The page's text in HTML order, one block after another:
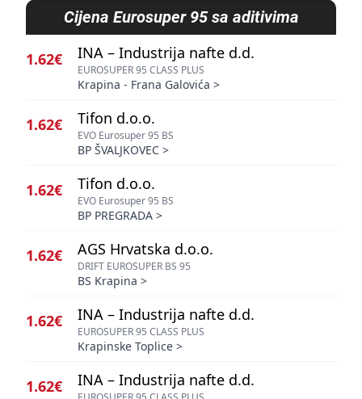
Cijena Eurosuper 95 sa aditivima
1.62€ INA – Industrija nafte d.d.
EUROSUPER 95 CLASS PLUS
Krapina - Frana Galovića >
1.62€ Tifon d.o.o.
EVO Eurosuper 95 BS
BP ŠVALJKOVEC >
1.62€ Tifon d.o.o.
EVO Eurosuper 95 BS
BP PREGRADA >
1.62€ AGS Hrvatska d.o.o.
DRIFT EUROSUPER BS 95
BS Krapina >
1.62€ INA – Industrija nafte d.d.
EUROSUPER 95 CLASS PLUS
Krapinske Toplice >
1.62€ INA – Industrija nafte d.d.